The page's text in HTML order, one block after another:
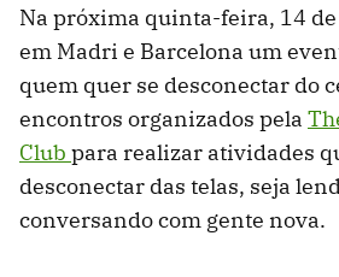
Na próxima quinta-feira, 14
em Madri e Barcelona um
quem quer se desconectar do
encontros organizados pela
Club para realizar atividades
desconectar das telas, seja
conversando com gente nova.